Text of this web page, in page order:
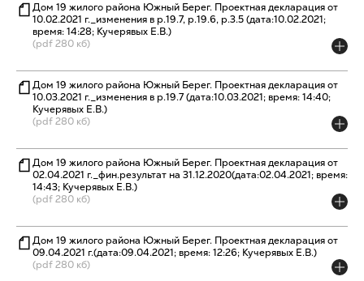
Дом 19 жилого района Южный Берег. Проектная декларация от
10.02.2021 г._изменения в р.19.7, р.19.6, р.3.5 (дата:10.02.2021;
время: 14:28; Кучерявых Е.В.)
(pdf 280 кб)
Дом 19 жилого района Южный Берег. Проектная декларация от
10.03.2021 г._изменения в р.19.7 (дата:10.03.2021; время: 14:40;
Кучерявых Е.В.)
(pdf 280 кб)
Дом 19 жилого района Южный Берег. Проектная декларация от
02.04.2021 г._фин.результат на 31.12.2020(дата:02.04.2021; время:
14:43; Кучерявых Е.В.)
(pdf 280 кб)
Дом 19 жилого района Южный Берег. Проектная декларация от
09.04.2021 г.(дата:09.04.2021; время: 12:26; Кучерявых Е.В.)
(pdf 280 кб)